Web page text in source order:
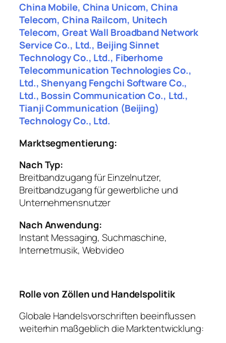
China Mobile, China Unicom, China
Telecom, China Railcom, Unitech
Telecom, Great Wall Broadband Network
Service Co., Ltd., Beijing Sinnet
Technology Co., Ltd., Fiberhome
Telecommunication Technologies Co.,
Ltd., Shenyang Fengchi Software Co.,
Ltd., Bossin Communication Co., Ltd.,
Tianji Communication (Beijing)
Technology Co., Ltd.
Marktsegmentierung:
Nach Typ:
Breitbandzugang für Einzelnutzer,
Breitbandzugang für gewerbliche und
Unternehmensnutzer
Nach Anwendung:
Instant Messaging, Suchmaschine,
Internetmusik, Webvideo
Rolle von Zöllen und Handelspolitik
Globale Handelsvorschriften beeinflussen
weiterhin maßgeblich die Marktentwicklung: